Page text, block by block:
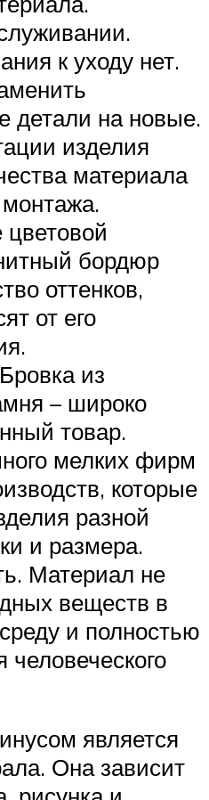
к уходу нет.
детали на новые.
изделия
материала
цветовой
бордюр
оттенков,
от его
из
– широко
товар.
мелких фирм
которые
разной
и размера.
Материал не
веществ в
и полностью
человеческого
является
Она зависит